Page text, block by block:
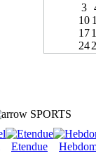
3
10
17
24
SPORTS
Etendue